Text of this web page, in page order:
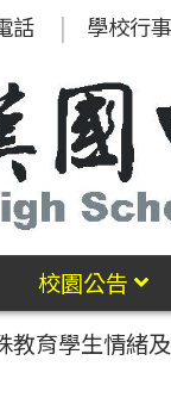
話 學校行
校園公告
教育學生情緒